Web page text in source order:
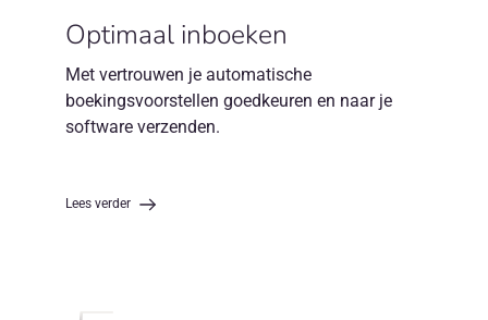
Optimaal inboeken
Met vertrouwen je automatische
boekingsvoorstellen goedkeuren en naar je
software verzenden.
Lees verder